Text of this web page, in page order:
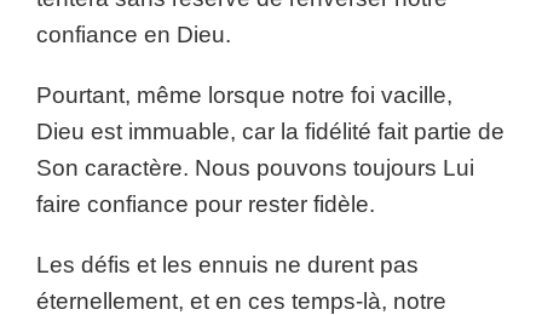
confiance en Dieu.
Pourtant, même lorsque notre foi vacille,
Dieu est immuable, car la fidélité fait partie de
Son caractère. Nous pouvons toujours Lui
faire confiance pour rester fidèle.
Les défis et les ennuis ne durent pas
éternellement, et en ces temps-là, notre